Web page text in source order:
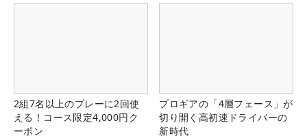
2組7名以上のプレーに2回使
える！コース限定4,000円ク
ーポン
プロギアの「4層フェース」が
切り開く高初速ドライバーの
新時代